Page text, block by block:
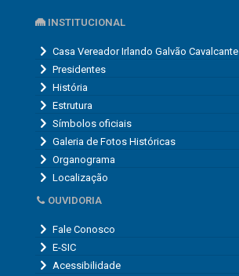
INSTITUCIONAL
Casa Vereador Irlando Galvão Cavalcante
Presidentes
História
Estrutura
Símbolos oficiais
Galeria de Fotos Históricas
Organograma
Localização
OUVIDORIA
Fale Conosco
E-SIC
Acessibilidade